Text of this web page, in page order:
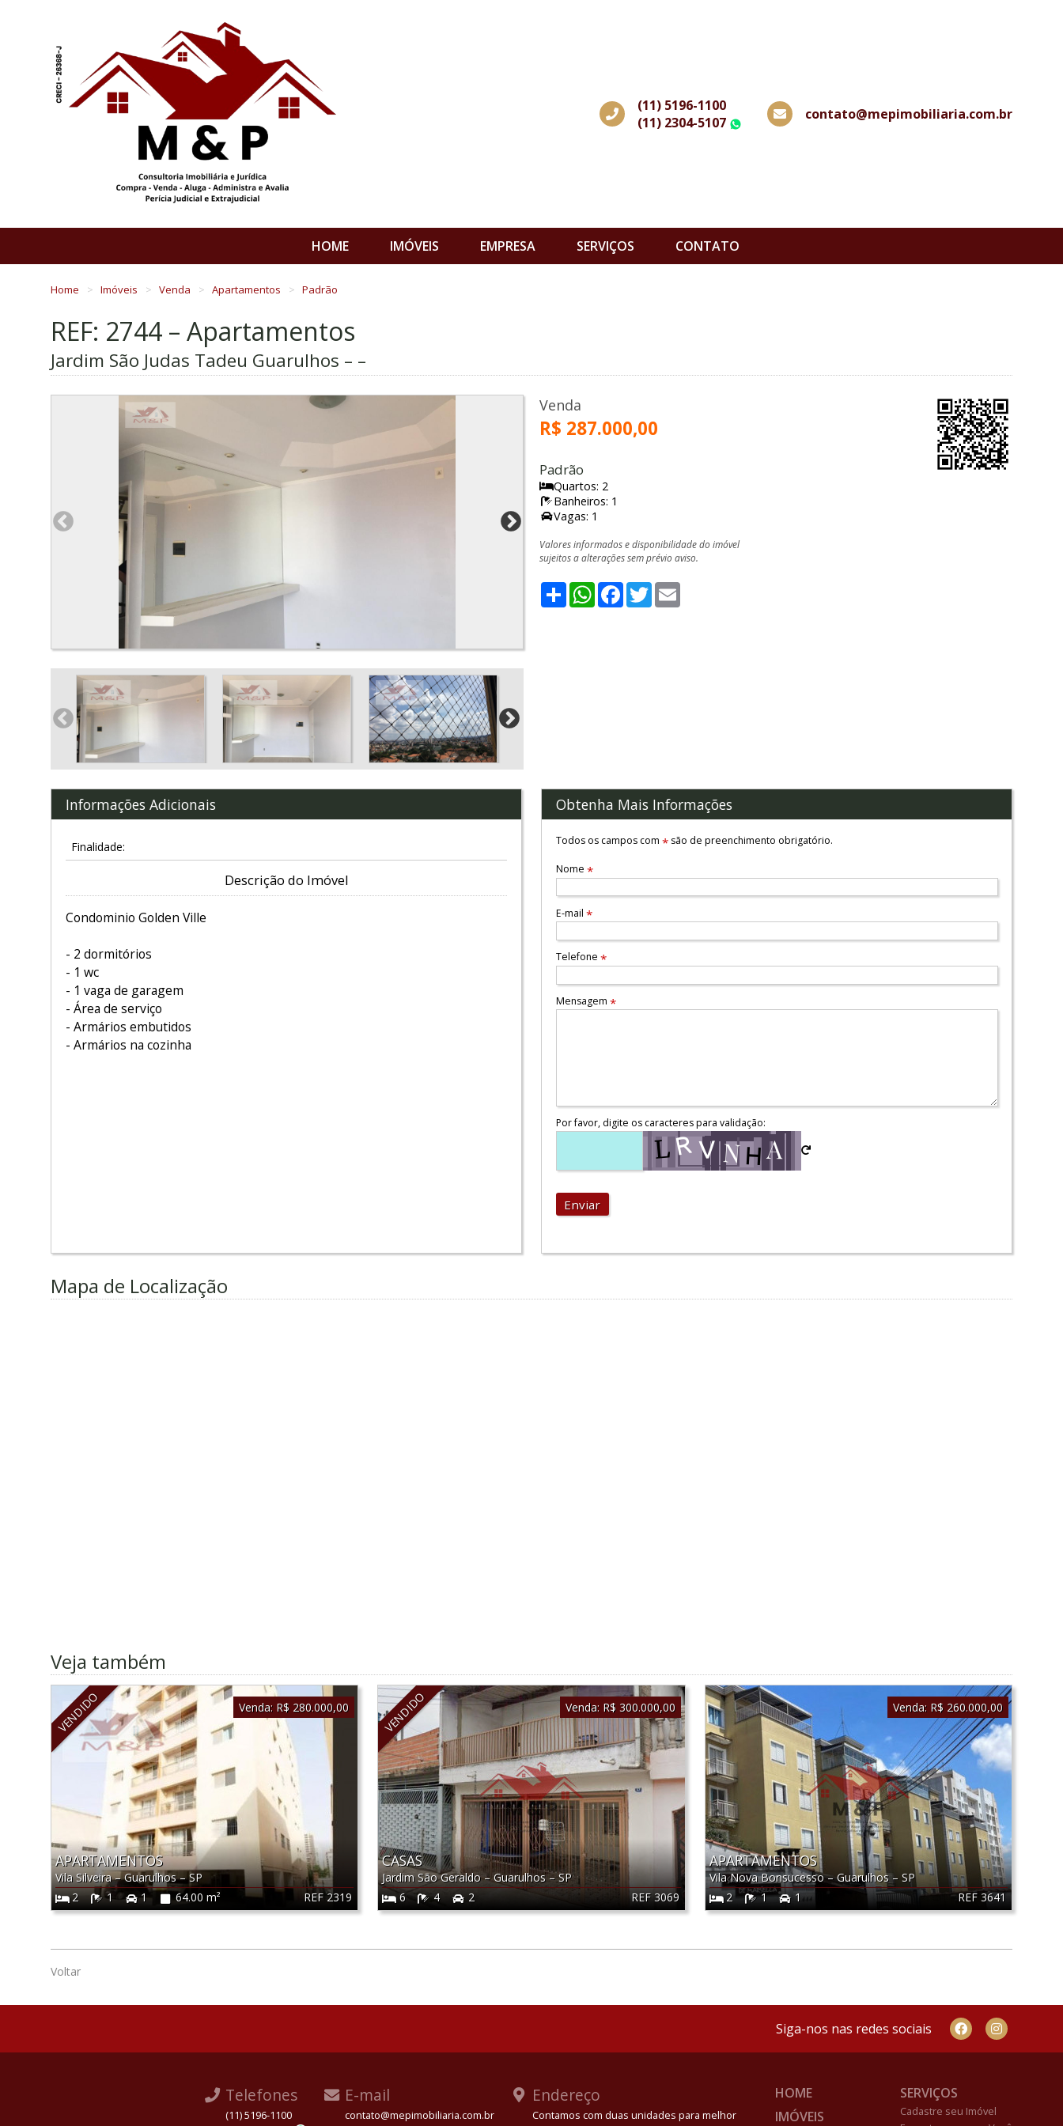
(11) 5196-1100
(11) 2304-5107
WhatsApp
contato@mepimobiliaria.com.br
HOME IMÓVEIS EMPRESA SERVIÇOS CONTATO
Home Imóveis Venda Apartamentos Padrão
REF: 2744 – Apartamentos
Jardim São Judas Tadeu Guarulhos – –
Venda
R$ 287.000,00
Padrão
Quartos: 2
Banheiros: 1
Vagas: 1
Valores informados e disponibilidade do imóvel
sujeitos a alterações sem prévio aviso.
ShareWhatsApp
Facebook
Twitter
Informações Adicionais
Finalidade:
Descrição do Imóvel
Condominio Golden Ville
- 2 dormitórios
- 1 wc
- 1 vaga de garagem
- Área de serviço
- Armários embutidos
- Armários na cozinha
Obtenha Mais Informações
Todos os campos com *são de preenchimento obrigatório.
Nome *
E-mail *
Telefone *
Mensagem *
Por favor, digite os caracteres para validação:
Enviar
Mapa de Localização
Veja também
VENDIDO
REF 2319
APARTAMENTOS
Vila Silveira–Guarulhos–SP
2
1 1 64.00 m²
Venda: R$ 280.000,00 VENDIDO
REF 3069
CASAS
Jardim São Geraldo–Guarulhos–SP
6
4 2
Venda: R$ 300.000,00
REF 3641
APARTAMENTOS
Vila Nova Bonsucesso–Guarulhos– SP
2
1 1
Venda: R$ 260.000,00
Voltar
Siga-nos nas redes sociais
Telefones
(11) 5196-1100
E-mail
contato@mepimobiliaria.com.br
Endereço
Contamos com duas unidades para melhor
HOME
IMÓVEIS
SERVIÇOS
Cadastre seu Imóvel